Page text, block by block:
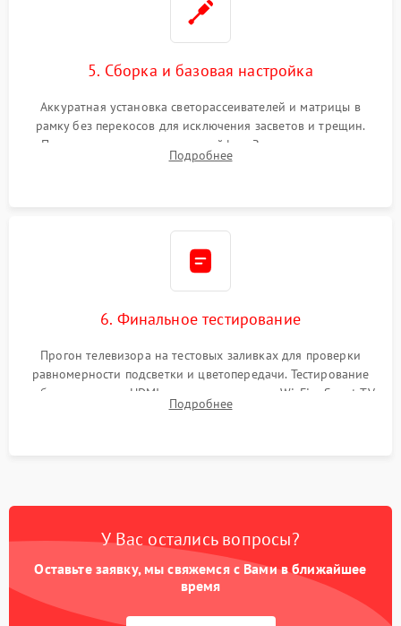
5. Сборка и базовая настройка
Аккуратная установка светорассеивателей и матрицы в
рамку без перекосов для исключения засветов и трещин.
Подключение внутренних шлейфов. Закрытие корпуса.
Сброс настроек и обновление программного обеспечения.
Подробнее
6. Финальное тестирование
Прогон телевизора на тестовых заливках для проверки
равномерности подсветки и цветопередачи. Тестирование
работы разъемов HDMI, динамиков, модуля Wi-Fi и Smart TV
в рабочем режиме в течение нескольких часов.
Подробнее
У Вас остались вопросы?
Оставьте заявку, мы свяжемся с Вами в ближайшее
время